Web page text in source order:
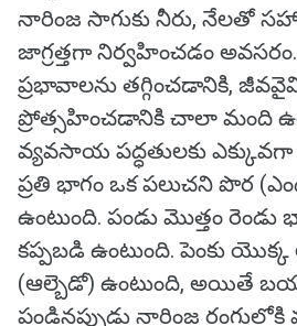
నారింజ సాగుకు నీరు, నేలతో
జాగ్రత్తగా నిర్వహించడం
ప్రభావాలను తగ్గించడానికి,
ప్రోత్సహించడానికి చాలా మంది
వ్యవసాయ పద్ధతులకు ఎక్కువగా
ప్రతి భాగం ఒక పలుచని పొర
ఉంటుంది. పండు మొత్తం
కప్పబడి ఉంటుంది. పెంకు
(ఆల్బెడో) ఉంటుంది, అయితే
పండినప్పుడు నారింజ రంగులోకి